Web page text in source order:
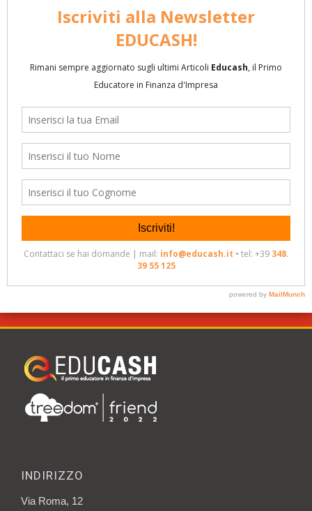
INDIRIZZO
Via Roma, 12